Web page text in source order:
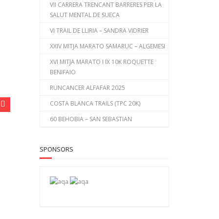
VII CARRERA TRENCANT BARRERES PER LA
SALUT MENTAL DE SUECA
VI TRAIL DE LLIRIA – SANDRA VIDRIER
XXIV MITJA MARATO SAMARUC – ALGEMESI
XVI MITJA MARATO I IX 10K ROQUETTE
BENIFAIO
RUNCANCER ALFAFAR 2025
COSTA BLANCA TRAILS (TPC 20K)
60 BEHOBIA – SAN SEBASTIAN
SPONSORS